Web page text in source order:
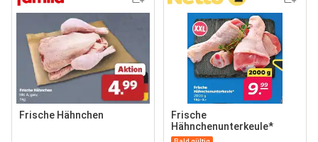
Frische Hähnchen
Frische
Hähnchenunterkeule*